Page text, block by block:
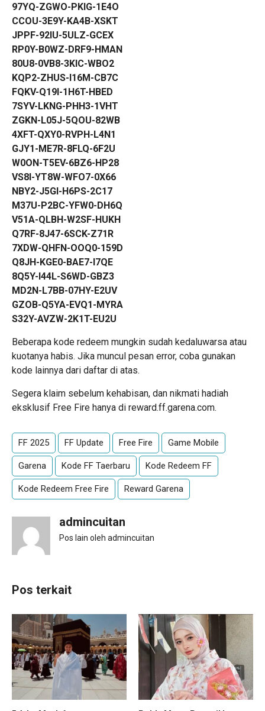
97YQ-ZGWO-PKIG-1E4O
CCOU-3E9Y-KA4B-XSKT
JPPF-92IU-5ULZ-GCEX
RP0Y-B0WZ-DRF9-HMAN
80U8-0VB8-3KIC-WBO2
KQP2-ZHUS-I16M-CB7C
FQKV-Q19I-1H6T-HBED
7SYV-LKNG-PHH3-1VHT
ZGKN-L05J-5QOU-82WB
4XFT-QXY0-RVPH-L4N1
GJY1-ME7R-8FLQ-6F2U
W0ON-T5EV-6BZ6-HP28
VS8I-YT8W-WFO7-0X66
NBY2-J5GI-H6PS-2C17
M37U-P2BC-YFW0-DH6Q
V51A-QLBH-W2SF-HUKH
Q7RF-8J47-6SCK-Z71R
7XDW-QHFN-OOQ0-159D
Q8JH-KGE0-BAE7-I7QE
8Q5Y-I44L-S6WD-GBZ3
MD2N-L7BB-07HY-E2UV
GZOB-Q5YA-EVQ1-MYRA
S32Y-AVZW-2K1T-EU2U
Beberapa kode redeem mungkin sudah kedaluwarsa atau
kuotanya habis. Jika muncul pesan error, coba gunakan
kode lainnya dari daftar di atas.
Segera klaim sebelum kehabisan, dan nikmati hadiah
eksklusif Free Fire hanya di reward.ff.garena.com.
FF 2025 FF Update Free Fire Game Mobile
Garena Kode FF Taerbaru Kode Redeem FF
Kode Redeem Free Fire Reward Garena
admincuitan
Pos lain oleh admincuitan
Pos terkait